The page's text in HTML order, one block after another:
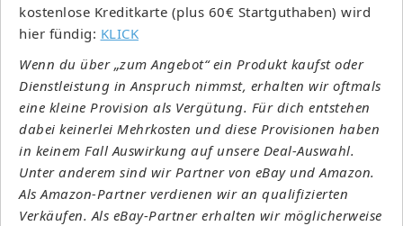
kostenlose Kreditkarte (plus 60€ Startguthaben) wird
hier fündig: KLICK
Wenn du über „zum Angebot“ ein Produkt kaufst oder
Dienstleistung in Anspruch nimmst, erhalten wir oftmals
eine kleine Provision als Vergütung. Für dich entstehen
dabei keinerlei Mehrkosten und diese Provisionen haben
in keinem Fall Auswirkung auf unsere Deal-Auswahl.
Unter anderem sind wir Partner von eBay und Amazon.
Als Amazon-Partner verdienen wir an qualifizierten
Verkäufen. Als eBay-Partner erhalten wir möglicherweise